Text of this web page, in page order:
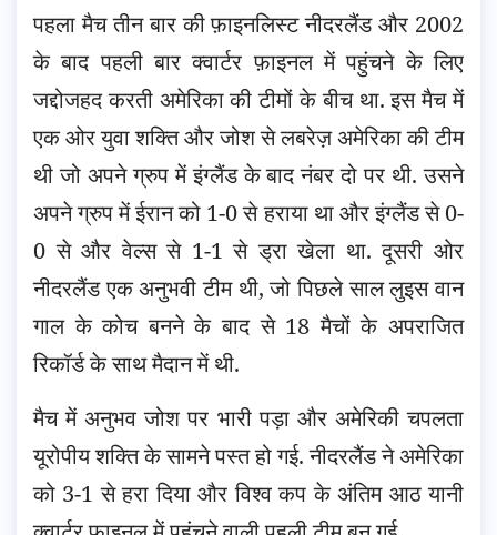
पहला मैच तीन बार की फ़ाइनलिस्ट नीदरलैंड और 2002
के बाद पहली बार क्वार्टर फ़ाइनल में पहुंचने के लिए
जद्दोजहद करती अमेरिका की टीमों के बीच था. इस मैच में
एक ओर युवा शक्ति और जोश से लबरेज़ अमेरिका की टीम
थी जो अपने ग्रुप में इंग्लैंड के बाद नंबर दो पर थी. उसने
अपने ग्रुप में ईरान को 1-0 से हराया था और इंग्लैंड से 0-
0 से और वेल्स से 1-1 से ड्रा खेला था. दूसरी ओर
नीदरलैंड एक अनुभवी टीम थी, जो पिछले साल लुइस वान
गाल के कोच बनने के बाद से 18 मैचों के अपराजित
रिकॉर्ड के साथ मैदान में थी.
मैच में अनुभव जोश पर भारी पड़ा और अमेरिकी चपलता
यूरोपीय शक्ति के सामने पस्त हो गई. नीदरलैंड ने अमेरिका
को 3-1 से हरा दिया और विश्व कप के अंतिम आठ यानी